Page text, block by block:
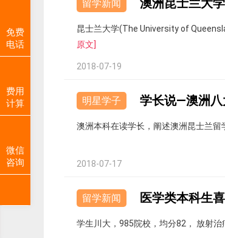
留学新闻 澳洲昆士兰大
昆士兰大学(The University of
原文]
2018-07-19
明星学子 学长说—澳洲八
澳洲本科在读学长，阐述澳洲昆士兰留
2018-07-17
留学新闻 医学类本科生
学生川大，985院校，均分82， 放射
免费
电话
费用
计算
微信
咨询